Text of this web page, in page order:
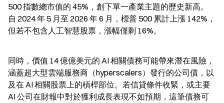
500 指數總市值的 45%，創下單一產業主題的歷史新高。
自 2024 年 5 月至 2026 年 6 月，標普 500 累計上漲 142%，
但若不包含人工智慧股票，漲幅僅剩 16%。
同時，價值 14 億億美元的 AI 相關債務可能帶來潛在風險，
涵蓋超大型雲端服務商（hyperscalers）發行的公司債，以
及在 AI 相關股票上的槓桿部位。若信貸條件收緊，或主要
AI 公司在財報中對於獲利成長表現不如預期，這筆債務可